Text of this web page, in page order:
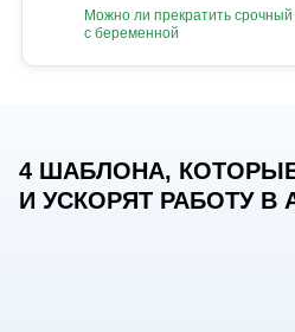
Можно ли прекратить срочный
с беременной
4 ШАБЛОНА,
И УСКОРЯТ РАБОТУ В